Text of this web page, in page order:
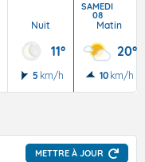
Nuit
11°
5 km/h
SAMEDI
08
Matin
20°
10 km/h
METTRE À JOUR